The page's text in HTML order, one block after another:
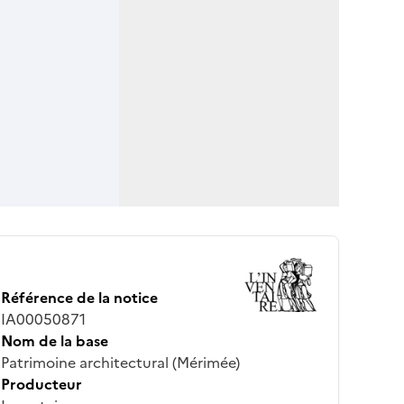
Référence de la notice
IA00050871
Nom de la base
Patrimoine architectural (Mérimée)
Producteur